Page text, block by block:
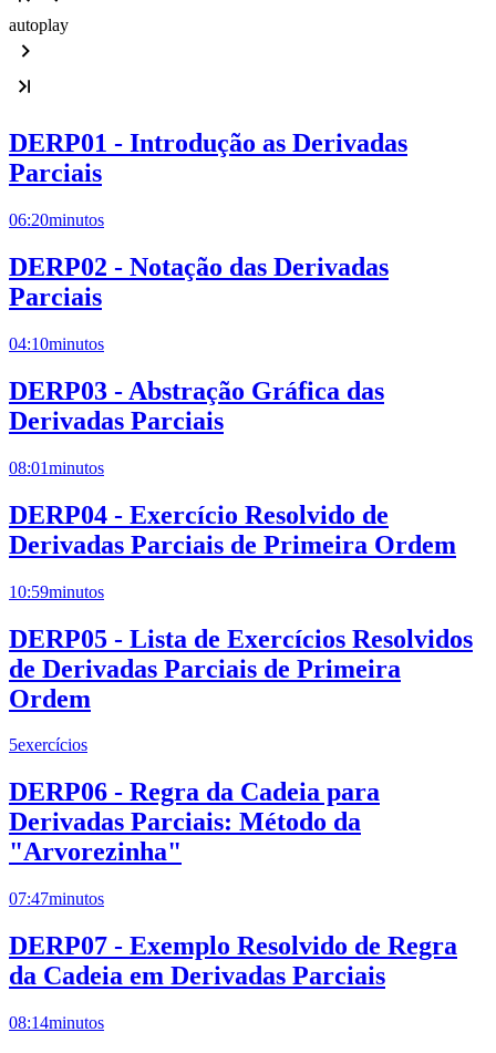
autoplay
DERP01 - Introdução as Derivadas
Parciais
06:20minutos
DERP02 - Notação das Derivadas
Parciais
04:10minutos
DERP03 - Abstração Gráfica das
Derivadas Parciais
08:01minutos
DERP04 - Exercício Resolvido de
Derivadas Parciais de Primeira Ordem
10:59minutos
DERP05 - Lista de Exercícios Resolvidos
de Derivadas Parciais de Primeira
Ordem
5exercícios
DERP06 - Regra da Cadeia para
Derivadas Parciais: Método da
"Arvorezinha"
07:47minutos
DERP07 - Exemplo Resolvido de Regra
da Cadeia em Derivadas Parciais
08:14minutos